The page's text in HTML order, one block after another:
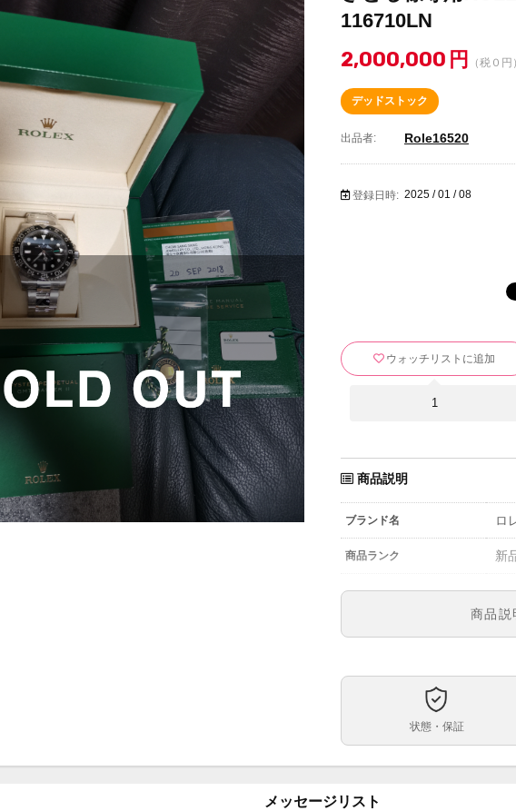
116710LN
2,000,000 円 （税０円）
デッドストック
出品者: Role16520
登録日時: 2025 / 01 / 08
ウォッチリストに追加
1
商品説明
ブランド名 ロ
商品ランク 新
参考定価
ムーブメント
ケースサイズ
ベルト内周
商品説
状態・保証
メッセージリスト